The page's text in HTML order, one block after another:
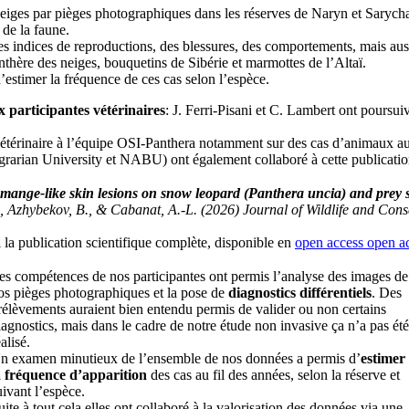
par pièges photographiques dans les réserves de Naryn et
la faune.
indices de reproductions, des blessures, des comportements, mais
des neiges, bouquetins de Sibérie et marmottes de l’Altaï.
la fréquence de ces cas selon l’espèce.
participantes vétérinaires: J. Ferri-Pisani et C. Lambert ont
à l’équipe OSI-Panthera notamment sur des cas d’animaux
University et NABU) ont également collaboré à cette
like skin lesions on snow leopard (Panthera uncia) and prey
Azhybekov, B., & Cabanat, A.-L. (2026) Journal of Wildlife and
publication scientifique complète, disponible en open access open
compétences de nos participantes ont permis l’analyse des images de
pièges photographiques et la pose dediagnostics différentiels. Des
auraient bien entendu permis de valider ou non certains
mais dans le cadre de notre étude non invasive ça n’a pas été
examen minutieux de l’ensemble de nos données a permis d’estimer
fréquence d’apparition des cas au fil des années, selon la réserve et
l’espèce.